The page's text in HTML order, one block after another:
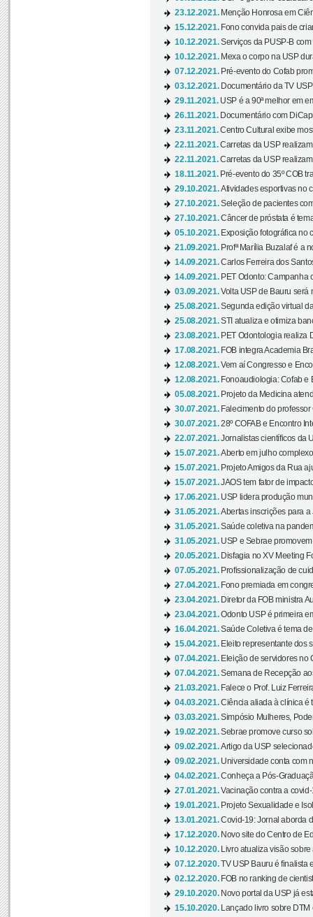
23.12.2021. Menção Honrosa em
15.12.2021. Fono convida pais de
10.12.2021.Serviços da PUSP-B
10.12.2021. Mexa o corpo na USP
07.12.2021. Pré-evento do Cofab
03.12.2021. Documentário da TV
29.11.2021. USP é a 90ª melhor em
26.11.2021. Documentário com
23.11.2021.Centro Cultural exibe
22.11.2021.Carretas da USP
22.11.2021.Carretas da USP
18.11.2021. Pré-evento do 35º COB
29.10.2021.Atividades esportivas no
27.10.2021.Seleção de pacientes
27.10.2021.Câncer de próstata é
05.10.2021. Exposição fotográfica no
21.09.2021. Profª Marília Buzalaf é a
14.09.2021.Carlos Ferreira dos
14.09.2021. PET Odonto: Campanha
03.09.2021.Volta USP de Bauru será
25.08.2021.Segunda edição virtual
25.08.2021.STI atualiza e otimiza
23.08.2021. PET Odontologia realiza
17.08.2021. FOB integra Academia
12.08.2021.Vem aí Congresso e
12.08.2021. Fonoaudiologia: Cofab e
05.08.2021. Projeto da Medicina
30.07.2021. Falecimento do
30.07.2021.28º COFAB e Encontro
22.07.2021.Jornalistas científicos da
15.07.2021.Aberto em julho
15.07.2021. Projeto Amigos da Rua
15.07.2021.JAOS tem fator de
17.06.2021. USP lidera produção
31.05.2021.Abertas inscrições para
31.05.2021.Saúde coletiva na
31.05.2021. USP e Sebrae
20.05.2021. Disfagia no XV Meeting
07.05.2021. Profissionalização de
27.04.2021. Fono premiada em
23.04.2021. Diretor da FOB ministra
23.04.2021.Odonto USP é primeira
16.04.2021.Saúde Coletiva é tema
15.04.2021. Eleito representante dos
07.04.2021. Eleição de servidores no
07.04.2021.Semana de Recepção
21.03.2021. Falece o Prof. Luiz
04.03.2021.Ciência aliada à clínica é
03.03.2021.Simpósio Mulheres,
19.02.2021.Sebrae promove curso
09.02.2021.Artigo da USP
09.02.2021. Universidade conta com
04.02.2021.Conheça a Pós-
27.01.2021.Vacinação contra a
19.01.2021. Projeto Sexualidade e
13.01.2021.Covid-19: Jornal aborda
17.12.2020. Novo site do Centro de
10.12.2020.
Livro atualiza visão
07.12.2020.TV USP Bauru é finalista
02.12.2020. FOB no ranking de
29.10.2020. Novo portal da USP já
15.10.2020.
Lançado livro sobre